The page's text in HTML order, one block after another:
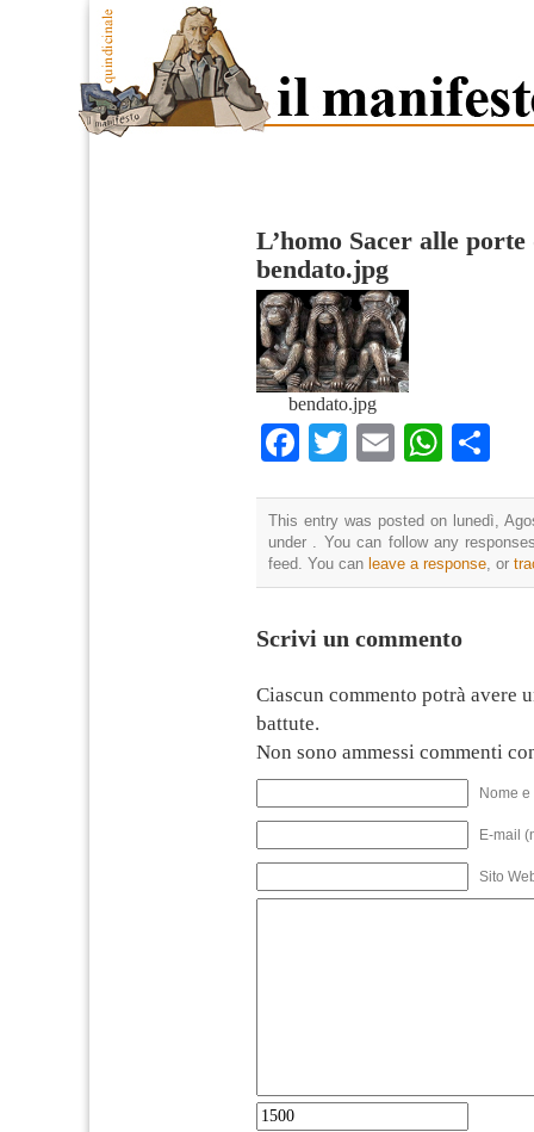
L’homo Sacer alle
bendato.jpg
bendato.jpg
Facebook
TwitterEmail
This entry was posted on lunedì,
under . You can follow any
feed. You can leave a response , or
Scrivi un commento
Ciascun commento potrà avere
battute.
Non sono ammessi commenti
Nome
E-mail
Sito